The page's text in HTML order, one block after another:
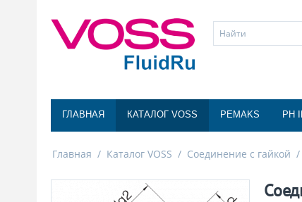
ГЛАВНАЯ КАТАЛОГ VOSS PEMAKS PH
Главная / Каталог VOSS / Соединение с гайкой /